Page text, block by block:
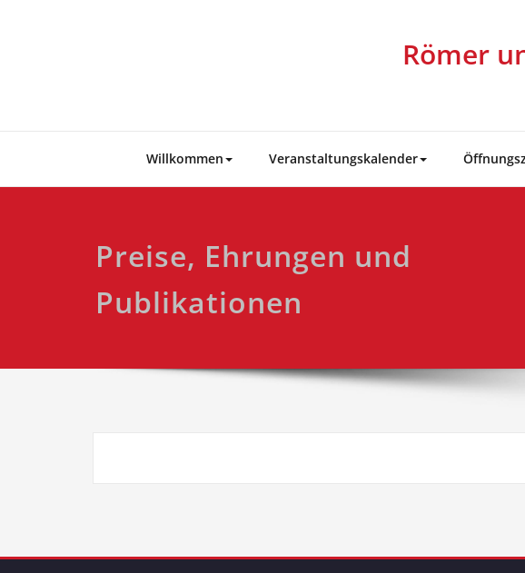
Römer
Willkommen Veranstaltungskalender
Preise, Ehrungen und
Publikationen